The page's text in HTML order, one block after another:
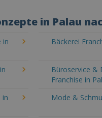
in Palau
in
Bäckerei
Büroservice &
Franchise in
in
Mode &